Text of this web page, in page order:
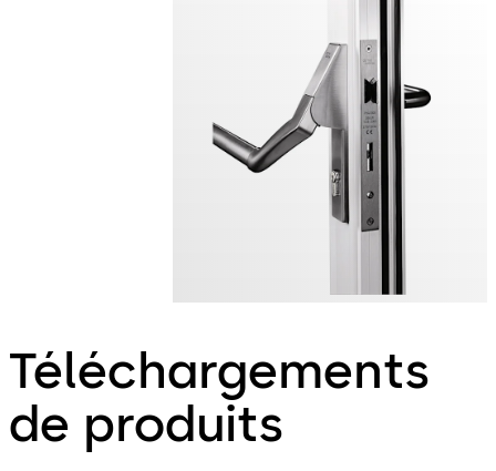
Téléchargements
de produits